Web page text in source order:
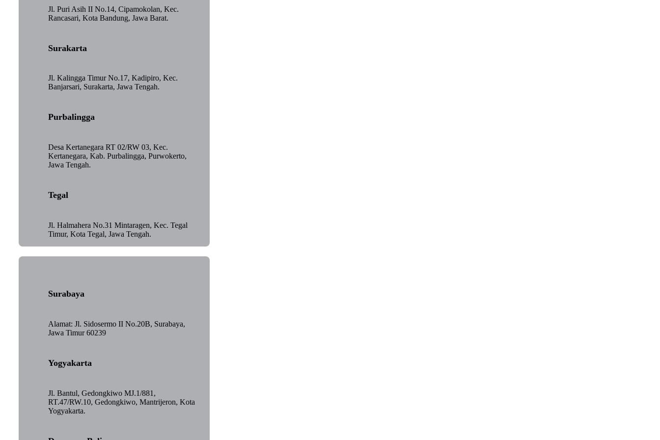
Jl. Puri Asih II No.14, Cipamokolan, Kec.
Rancasari, Kota Bandung, Jawa Barat.
Surakarta
Jl. Kalingga Timur No.17, Kadipiro, Kec.
Banjarsari, Surakarta, Jawa Tengah.
Purbalingga
Desa Kertanegara RT 02/RW 03, Kec.
Kertanegara, Kab. Purbalingga, Purwokerto,
Jawa Tengah.
Tegal
Jl. Halmahera No.31 Mintaragen, Kec. Tegal
Timur, Kota Tegal, Jawa Tengah.
Surabaya
Alamat: Jl. Sidosermo II No.20B, Surabaya,
Jawa Timur 60239
Yogyakarta
Jl. Bantul, Gedongkiwo MJ.1/881,
RT.47/RW.10, Gedongkiwo, Mantrijeron, Kota
Yogyakarta.